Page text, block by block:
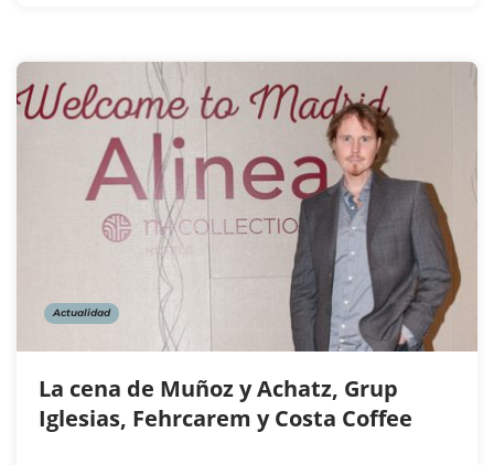
Actualidad
La cena de Muñoz y Achatz, Grup
Iglesias, Fehrcarem y Costa Coffee